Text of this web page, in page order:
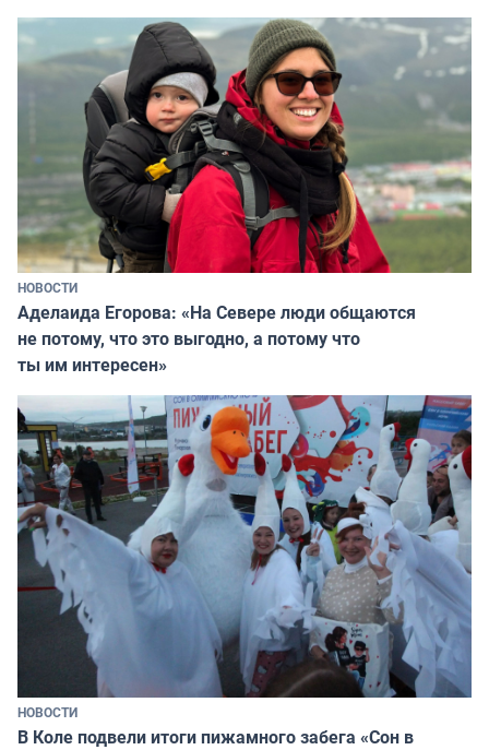
НОВОСТИ
Аделаида Егорова: «На Севере люди общаются
не потому, что это выгодно, а потому что
ты им интересен»
НОВОСТИ
В Коле подвели итоги пижамного забега «Сон в